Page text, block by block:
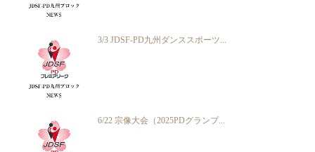
3/3 JDSF-PD九州ダンススポーツ...
6/22 宗像大会（2025PDグランプ...